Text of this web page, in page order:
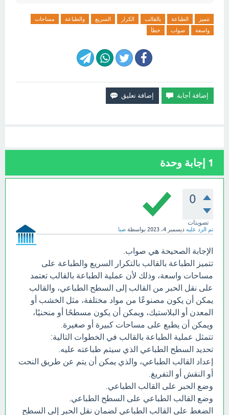
تتميز الطباعة بالقالب الكرار السريع والطباعة
مساحات
واسعة
صواب خطأ
1 إجابة وحدة
0
تصويتات
تم الرد عليه ديسمبر 4، 2023 بواسطة صبا
الإجابة الصحيحة هي صواب.
تتميز الطباعة بالقالب بالتكرار السريع والطباعة على
مساحات واسعة، وذلك لأن عملية الطباعة بالقالب تعتمد
على نقل الحبر من القالب إلى السطح الطباعي، والقالب
يمكن أن يكون مصنوعًا من مواد مختلفة، مثل الخشب أو
المعدن أو البلاستيك، ويمكن أن يكون مسطحًا أو منحنيًا،
ويمكن أن يطبع على مساحات كبيرة أو صغيرة.
تتمثل عملية الطباعة بالقالب في الخطوات التالية:
تحديد السطح الطباعي الذي سيتم طباعته عليه.
إعداد القالب الطباعي، والذي يمكن أن يتم عن طريق النحت
أو النقش أو التفريغ.
وضع الحبر على القالب الطباعي.
وضع القالب الطباعي على السطح الطباعي.
الضغط على القالب الطباعي لضمان نقل الحبر إلى السطح